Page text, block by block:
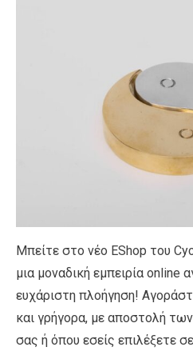
Μπείτε στο νέο EShop του
μια μοναδική εμπειρία
ευχάριστη πλοήγηση!
και γρήγορα, με αποστολή
σας ή όπου εσείς επιλέξετε